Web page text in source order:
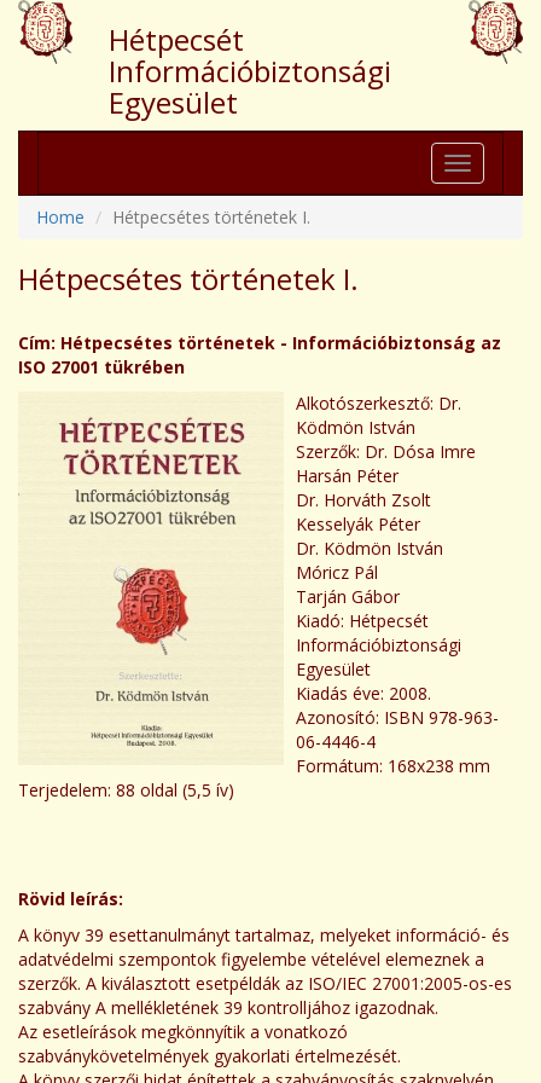
Hétpecsét
Információbiztonsági
Egyesület
Toggle
navigation
Home
Hétpecsétes történetek I.
Hétpecsétes történetek I.
Cím: Hétpecsétes történetek - Információbiztonság az
ISO 27001 tükrében
Alkotószerkesztő: Dr.
Ködmön István
Szerzők: Dr. Dósa Imre
Harsán Péter
Dr. Horváth Zsolt
Kesselyák Péter
Dr. Ködmön István
Móricz Pál
Tarján Gábor
Kiadó: Hétpecsét
Információbiztonsági
Egyesület
Kiadás éve: 2008.
Azonosító: ISBN 978-963-
06-4446-4
Formátum: 168x238 mm
Terjedelem: 88 oldal (5,5 ív)
Rövid leírás:
A könyv 39 esettanulmányt tartalmaz, melyeket információ- és
adatvédelmi szempontok figyelembe vételével elemeznek a
szerzők. A kiválasztott esetpéldák az ISO/IEC 27001:2005-os-es
szabvány A mellékletének 39 kontrolljához igazodnak.
Az esetleírások megkönnyítik a vonatkozó
szabványkövetelmények gyakorlati értelmezését.